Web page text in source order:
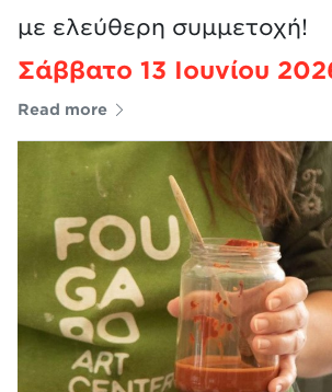
Σάββατο 13 Ιουνίου
με ελεύθερη συμμετοχή!
Read more